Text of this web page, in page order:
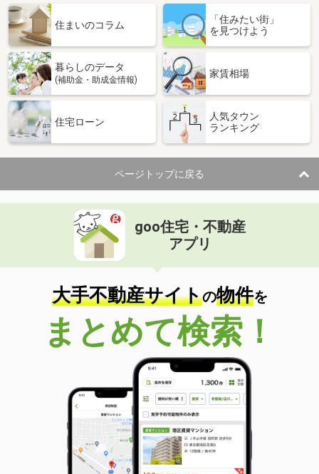
住まいのコラム
「住みたい街」
を見つけよう
暮らしのデータ
(補助金・助成金情報)
家賃相場
住宅ローン
人気タウン
ランキング
ページトップに戻る
goo住宅・不動産
アプリ
大手不動産サイトの物件を
まとめて検索！